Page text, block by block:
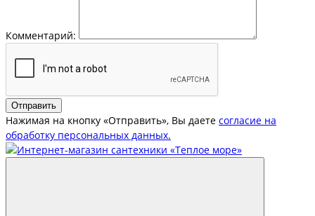
Комментарий:
Отправить
Нажимая на кнопку «Отправить», Вы даете согласие на
обработку персональных данных.